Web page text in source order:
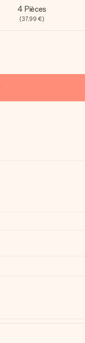
4 Pièces
(37,99 €)